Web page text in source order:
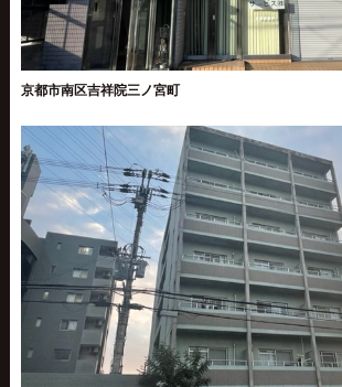
京都市南区吉祥院三ノ宮町